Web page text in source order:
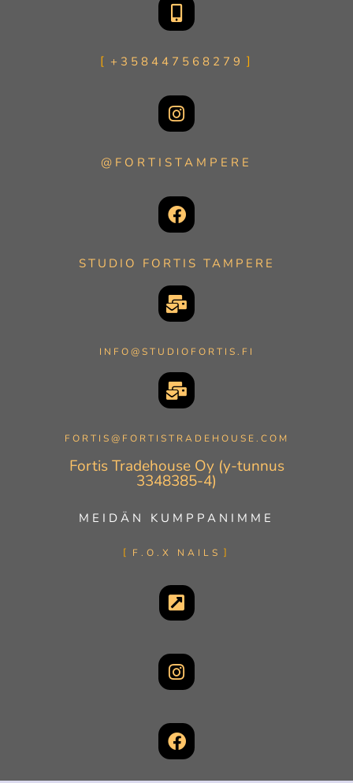
+358447568279
@FORTISTAMPERE
STUDIO FORTIS TAMPERE
INFO@STUDIOFORTIS.FI
FORTIS@FORTISTRADEHOUSE.COM
Fortis Tradehouse Oy (y-tunnus
3348385-4)
MEIDÄN KUMPPANIMME
F.O.X NAILS